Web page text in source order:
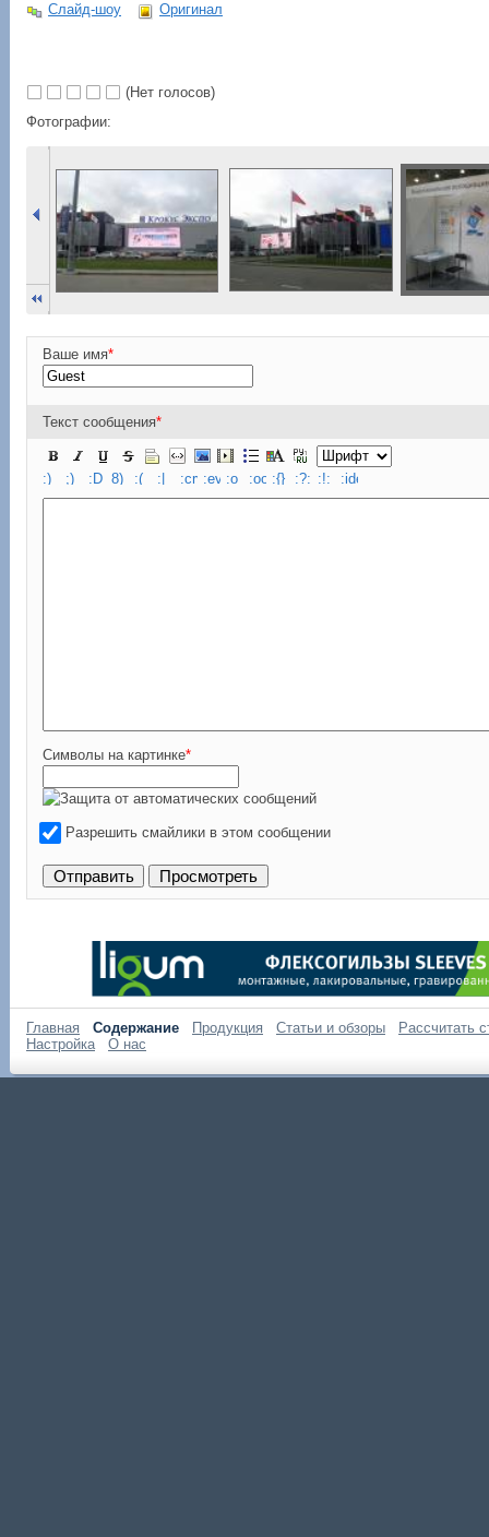
Слайд-шоу Оригинал
(Нет голосов)
Фотографии:
Ваше имя*
Текст сообщения*
Символы на картинке*
Разрешить смайлики в этом сообщении
Главная Содержание Продукция Статьи и обзоры
Рассчитать
Настройка
О нас